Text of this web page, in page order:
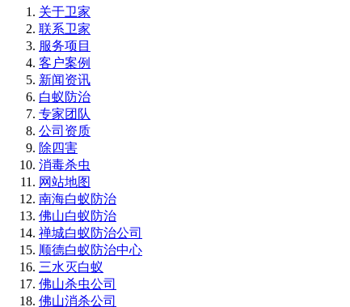
关于卫家
联系卫家
服务项目
客户案例
新闻资讯
白蚁防治
专家团队
公司资质
除四害
消毒杀虫
网站地图
南海白蚁防治
佛山白蚁防治
禅城白蚁防治公司
顺德白蚁防治中心
三水灭白蚁
佛山杀虫公司
佛山消杀公司